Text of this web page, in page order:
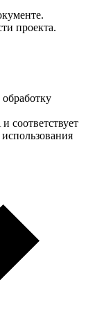
проекта.
обработку